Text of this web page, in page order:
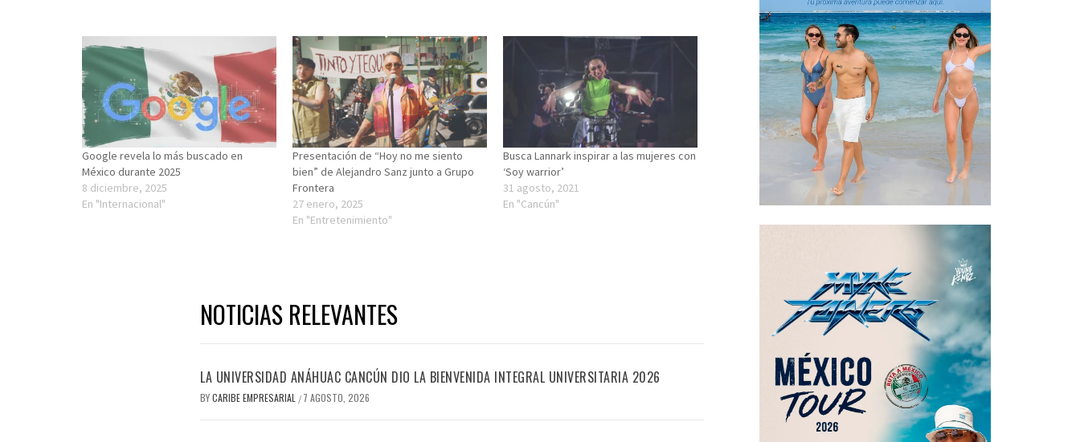
Google revela lo más buscado en
México durante 2025
8 diciembre, 2025
En "Internacional"
Presentación de “Hoy no me siento
bien” de Alejandro Sanz junto a Grupo
Frontera
27 enero, 2025
En "Entretenimiento"
Busca Lannark inspirar a las mujeres con
‘Soy warrior’
31 agosto, 2021
En "Cancún"
NOTICIAS RELEVANTES
LA UNIVERSIDAD ANÁHUAC CANCÚN DIO LA BIENVENIDA INTEGRAL UNIVERSITARIA 2026
BYCARIBE EMPRESARIAL / 7 AGOSTO, 2026